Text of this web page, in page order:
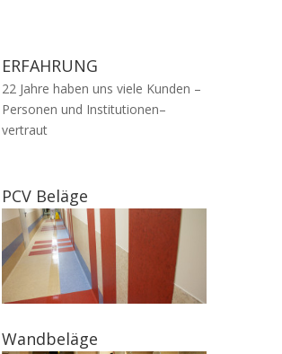
ERFAHRUNG
22 Jahre haben uns viele Kunden –
Personen und Institutionen–
vertraut
PCV Beläge
Wandbeläge